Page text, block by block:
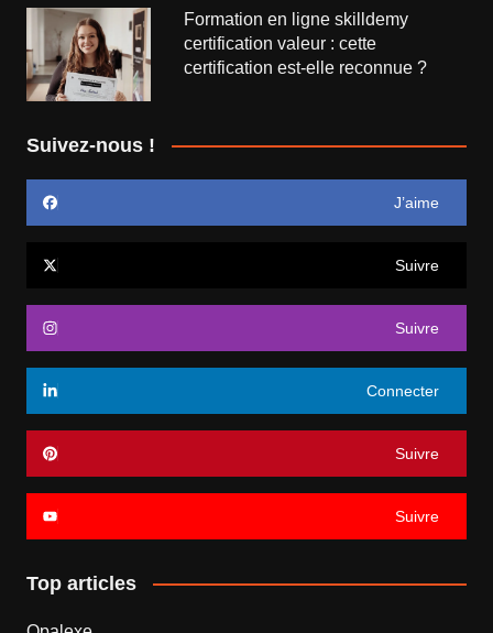
Formation en ligne skilldemy
certification valeur : cette
certification est-elle reconnue ?
Suivez-nous !
J’aime
Suivre
Suivre
Connecter
Suivre
Suivre
Top articles